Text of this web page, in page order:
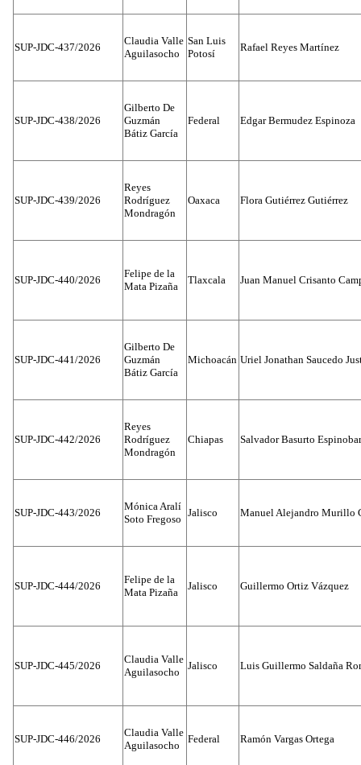
SUP-JDC-437/2026
Claudia Valle
Aguilasocho
San Luis
Potosí
Rafael Reyes Martínez
SUP-JDC-438/2026
Gilberto De
Guzmán
Bátiz García
Federal Edgar Bermudez Espinoza
SUP-JDC-439/2026
Reyes
Rodríguez
Mondragón
Oaxaca Flora Gutiérrez Gutiérrez
SUP-JDC-440/2026
Felipe de la
Mata Pizaña
Tlaxcala Juan Manuel Crisanto
SUP-JDC-441/2026
Gilberto De
Guzmán
Bátiz García
Michoacán Uriel Jonathan Saucedo
SUP-JDC-442/2026
Reyes
Rodríguez
Mondragón
Chiapas Salvador Basurto
SUP-JDC-443/2026
Mónica Aralí
Soto Fregoso
Jalisco Manuel Alejandro Murillo
SUP-JDC-444/2026
Felipe de la
Mata Pizaña
Jalisco Guillermo Ortiz Vázquez
SUP-JDC-445/2026
Claudia Valle
Aguilasocho
Jalisco Luis Guillermo Saldaña
SUP-JDC-446/2026
Claudia Valle
Aguilasocho
Federal Ramón Vargas Ortega